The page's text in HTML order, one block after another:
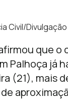
Civil/Divulgação
que o
Palhoça já
(21), mais